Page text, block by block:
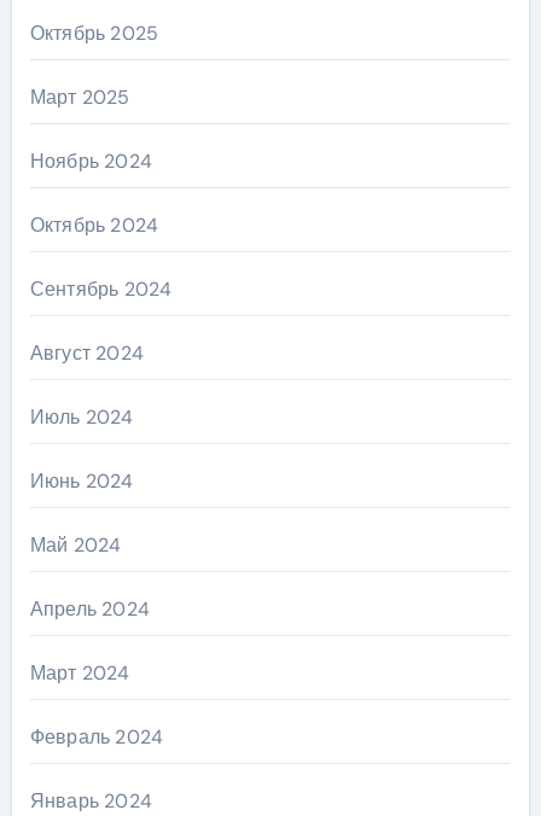
Октябрь 2025
Март 2025
Ноябрь 2024
Октябрь 2024
Сентябрь 2024
Август 2024
Июль 2024
Июнь 2024
Май 2024
Апрель 2024
Март 2024
Февраль 2024
Январь 2024